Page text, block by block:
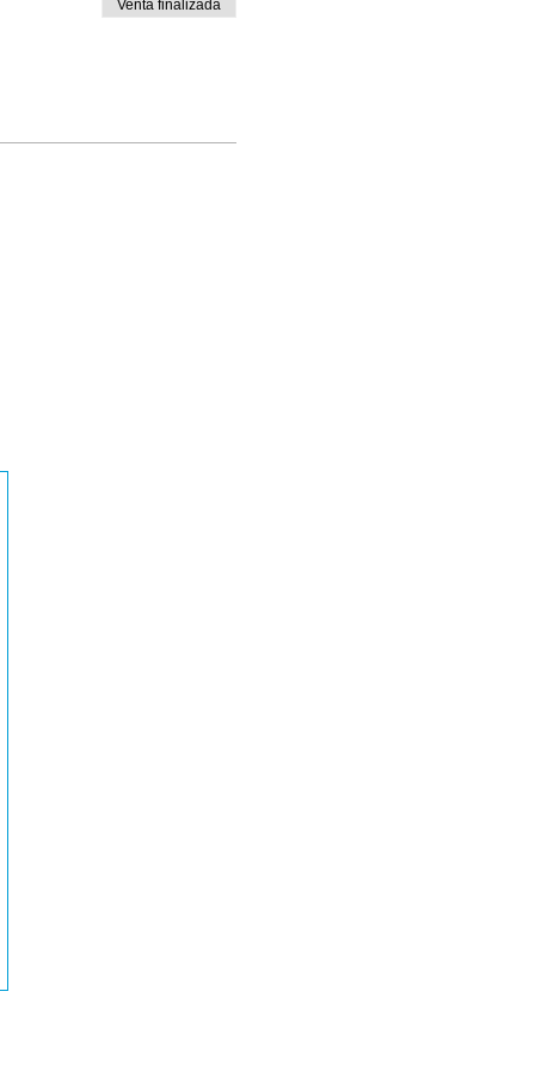
Venta finalizada